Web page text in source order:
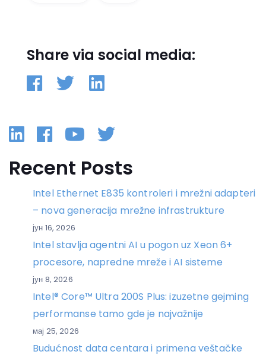
Share via social media:
Linkedin
Facebook
YouTube
Twitter
Recent Posts
Intel Ethernet E835 kontroleri i mrežni adapteri
– nova generacija mrežne infrastrukture
јун 16, 2026
Intel stavlja agentni AI u pogon uz Xeon 6+
procesore, napredne mreže i AI sisteme
јун 8, 2026
Intel® Core™ Ultra 200S Plus: izuzetne gejming
performanse tamo gde je najvažnije
мај 25, 2026
Budućnost data centara i primena veštačke